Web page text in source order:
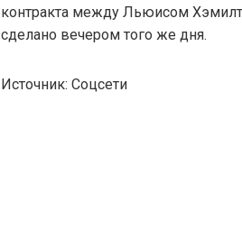
контракта между Льюисом
сделано вечером того же дня.
Источник: Соцсети